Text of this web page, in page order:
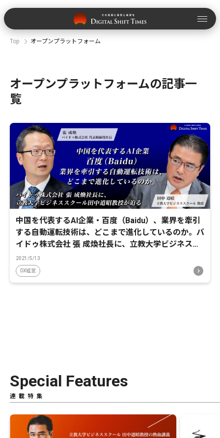
Top オープンプラットフォーム
オープンプラットフォームの記事一
覧
中国を代表するAI企業・百度（Baidu）、業界を牽引
する自動運転技術は、どこまで進化しているのか。バ
イドゥ株式会社 張 成煥社長に、立教大学ビジネスス
クール田中道昭教授が迫る
2021/5/13
DX経営
Special Features
連載特集